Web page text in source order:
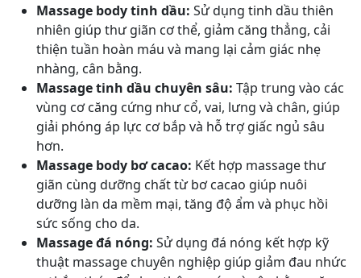
Massage body tinh dầu: Sử dụng tinh dầu thiên
nhiên giúp thư giãn cơ thể, giảm căng thẳng, cải
thiện tuần hoàn máu và mang lại cảm giác nhẹ
nhàng, cân bằng.
Massage tinh dầu chuyên sâu: Tập trung vào các
vùng cơ căng cứng như cổ, vai, lưng và chân, giúp
giải phóng áp lực cơ bắp và hỗ trợ giấc ngủ sâu
hơn.
Massage body bơ cacao: Kết hợp massage thư
giãn cùng dưỡng chất từ bơ cacao giúp nuôi
dưỡng làn da mềm mại, tăng độ ẩm và phục hồi
sức sống cho da.
Massage đá nóng: Sử dụng đá nóng kết hợp kỹ
thuật massage chuyên nghiệp giúp giảm đau nhức